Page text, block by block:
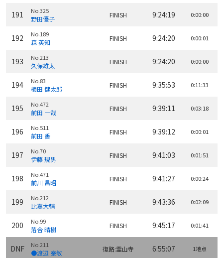
191 No.325
野田優子 FINISH 9:24:19 0:00:00
192 No.189
森 英知 FINISH 9:24:20 0:00:01
193 No.213
久保雄太 FINISH 9:24:20 0:00:00
194 No.83
梅田 健太郎 FINISH 9:35:53 0:11:33
195 No.472
前田 一哉 FINISH 9:39:11 0:03:18
196 No.511
前田 香 FINISH 9:39:12 0:00:01
197 No.70
伊藤 規男 FINISH 9:41:03 0:01:51
198 No.471
前川 昌昭 FINISH 9:41:27 0:00:24
199 No.212
比嘉大輔 FINISH 9:43:36 0:02:09
200 No.99
落合 晴樹 FINISH 9:45:17 0:01:41
DNF No.211
●渡辺 泰敏 復路:霊山寺 6:55:07 1地点